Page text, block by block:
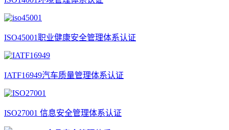
ISO45001职业健康安全管理体系认证
IATF16949汽车质量管理体系认证
ISO27001 信息安全管理体系认证